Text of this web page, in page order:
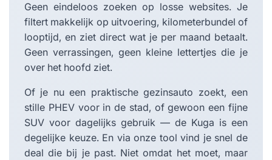
Geen eindeloos zoeken op losse websites. Je
filtert makkelijk op uitvoering, kilometerbundel of
looptijd, en ziet direct wat je per maand betaalt.
Geen verrassingen, geen kleine lettertjes die je
over het hoofd ziet.
Of je nu een praktische gezinsauto zoekt, een
stille PHEV voor in de stad, of gewoon een fijne
SUV voor dagelijks gebruik — de Kuga is een
degelijke keuze. En via onze tool vind je snel de
deal die bij je past. Niet omdat het moet, maar